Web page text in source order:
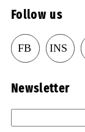
Follow us
Newsletter